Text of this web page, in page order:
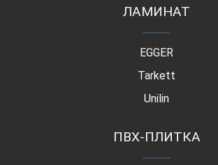
ЛАМИНАТ
EGGER
Tarkett
Unilin
ПВХ-ПЛИТКА